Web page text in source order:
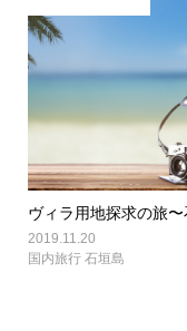
ヴィラ用地探求の旅
2019.11.20
国内旅行 石垣島